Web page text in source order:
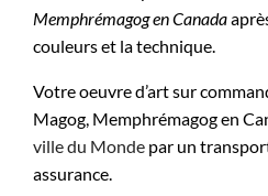
Memphrémagog en Canada
couleurs et la technique.
Votre oeuvre d’art sur
Magog, Memphrémagog en
ville du Monde par un
assurance.